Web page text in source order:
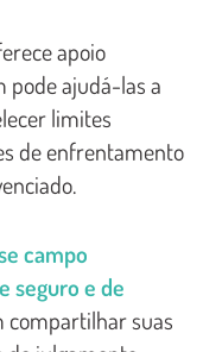
apoio
pode ajudá-las a
limites
de enfrentamento
campo
seguro e de
compartilhar suas